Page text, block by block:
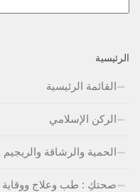
الرئيسية
القائمة الرئيسية
الركن الإسلامي
الحمية والرشاقة
صحتكِ : طب وعلاج ووقاية